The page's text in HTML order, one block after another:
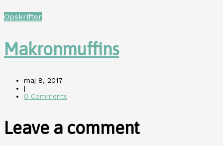
Opskrifter
Makronmuffins
maj 8, 2017
|
0 Comments
Leave a comment